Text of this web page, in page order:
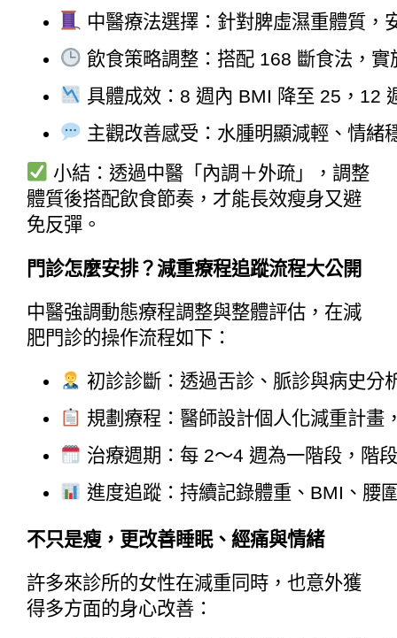
中醫療法選擇：針對脾虛濕重體質，
飲食策略調整：搭配 168 斷食法，
具體成效：8 週內 BMI 降至 25，12
主觀改善感受：水腫明顯減輕、情緒
小結：透過中醫「內調＋外疏」，調整
體質後搭配飲食節奏，才能長效瘦身又避
免反彈。
門診怎麼安排？減重療程追蹤流程大公開
中醫強調動態療程調整與整體評估，在減
肥門診的操作流程如下：
初診診斷：透過舌診、脈診與病史分
規劃療程：醫師設計個人化減重計畫
治療週期：每 2～4 週為一階段，階
進度追蹤：持續記錄體重、BMI、腰
不只是瘦，更改善睡眠、經痛與情緒
許多來診所的女性在減重同時，也意外獲
得多方面的身心改善：